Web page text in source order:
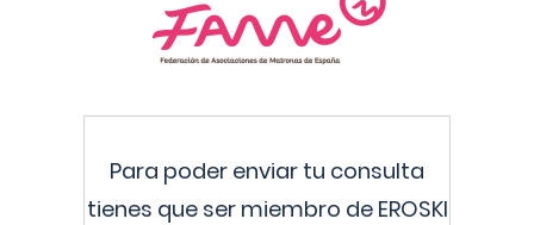
Para poder enviar tu consulta
tienes que ser miembro de EROSKI